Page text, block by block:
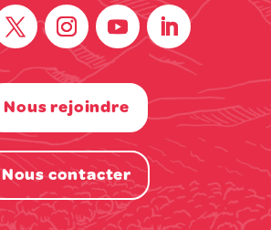
Nous rejoindre
Nous contacter